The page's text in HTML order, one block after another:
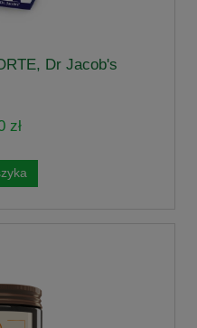
Dr Jacob's
zł